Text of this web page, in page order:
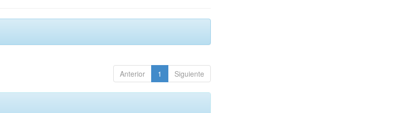
Anterior 1 Siguiente